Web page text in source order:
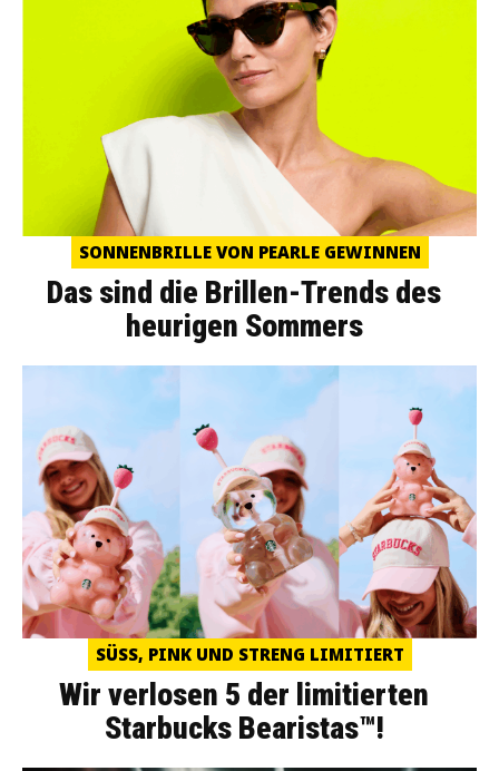
SONNENBRILLE VON PEARLE GEWINNEN
Das sind die Brillen-Trends des
heurigen Sommers
SÜSS, PINK UND STRENG LIMITIERT
Wir verlosen 5 der limitierten
Starbucks Bearistas™!